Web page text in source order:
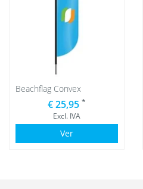
Beachflag Convex
€ 25,95 *
Excl. IVA
Ver